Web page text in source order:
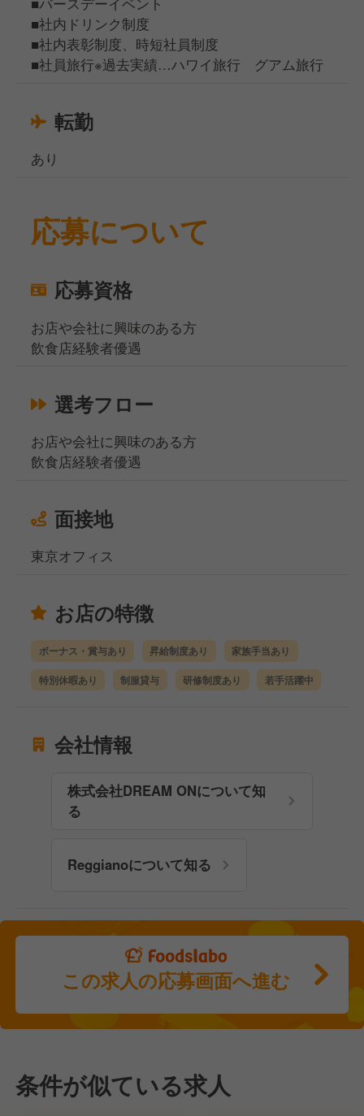
■社内ドリンク制度
■社内表彰制度、時短社員制度
■社員旅行※過去実績…ハワイ旅行 グアム旅行
転勤
あり
応募について
応募資格
お店や会社に興味のある方
飲食店経験者優遇
選考フロー
お店や会社に興味のある方
飲食店経験者優遇
面接地
東京オフィス
お店の特徴
ボーナス・賞与あり 昇給制度あり 家族手当あり
特別休暇あり 制服貸与 研修制度あり 若手活躍中
会社情報
株式会社DREAM ONについて知
る
Reggianoについて知る
この求人の応募画面へ進む
条件が似ている求人